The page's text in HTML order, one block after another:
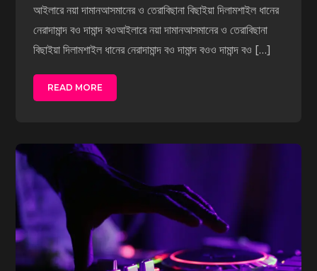
আইলারে নয়া দামানআসমানের ও তেরাবিছানা বিছাইয়া দিলামশাইল ধানের
নেরাদামান্দ বও দামান্দ বওআইলারে নয়া দামানআসমানের ও তেরাবিছানা
বিছাইয়া দিলামশাইল ধানের নেরাদামান্দ বও দামান্দ বওও দামান্দ বও […]
READ MORE